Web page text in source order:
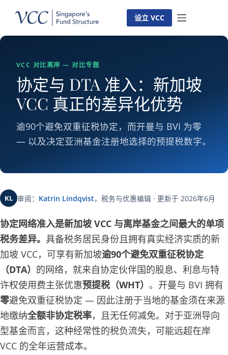
容
设立 VCC
VCC 对比离岸 — 对比专题
协定与 DTA 准入：新加坡
VCC 真正的差异化优势
逾90个避免双重征税协定，而开曼与 BVI 为零
— 以及决定亚洲基金注册地选择的预提税数字。
KL 审阅： Katrin Lindqvist，税务与优惠编辑 · 更新于 2026年6月
协定网络准入是新加坡 VCC 与离岸基金之间最大的单项
税务差异。 具备税务居民身份且拥有真实经济实质的新
加坡 VCC，可享有新加坡逾90个避免双重征税协定
（DTA） 的网络，就来自协定伙伴国的股息、利息与特
许权使用费主张优惠预提税（WHT） 。开曼与 BVI 拥有
零避免双重征税协定 — 因此注册于当地的基金须在来源
地缴纳全额非协定税率，且无任何减免。对于亚洲导向
型基金而言，这种经常性的税负流失，可能远超在岸
VCC 的全年运营成本。